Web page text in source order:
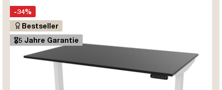
-34%
Bestseller
🎖️5 Jahre Garantie